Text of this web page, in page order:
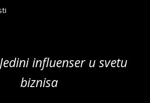
influenser u svetu
biznisa